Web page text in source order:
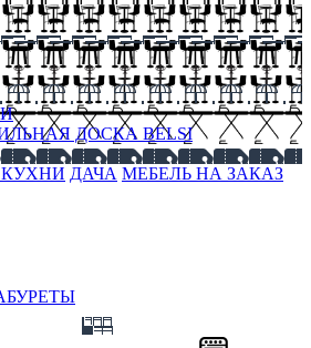
ДОСКА BELSI
ДАЧА МЕБЕЛЬ НА ЗАКАЗ